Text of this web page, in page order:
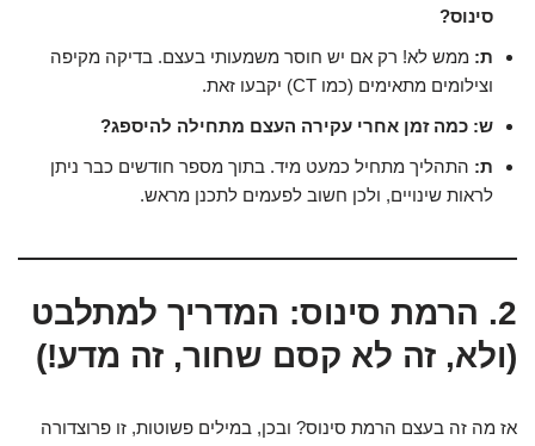
סינוס?
ת: ממש לא! רק אם יש חוסר משמעותי בעצם. בדיקה מקיפה
וצילומים מתאימים (כמו CT) יקבעו זאת.
ש: כמה זמן אחרי עקירה העצם מתחילה להיספג?
ת: התהליך מתחיל כמעט מיד. בתוך מספר חודשים כבר ניתן
לראות שינויים, ולכן חשוב לפעמים לתכנן מראש.
2. הרמת סינוס: המדריך למתלבט
(ולא, זה לא קסם שחור, זה מדע!)
אז מה זה בעצם הרמת סינוס? ובכן, במילים פשוטות, זו פרוצדורה